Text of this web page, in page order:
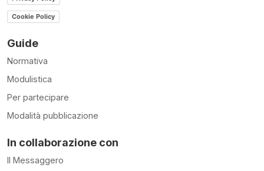
Cookie Policy
Guide
Normativa
Modulistica
Per partecipare
Modalità pubblicazione
In collaborazione con
Il Messaggero